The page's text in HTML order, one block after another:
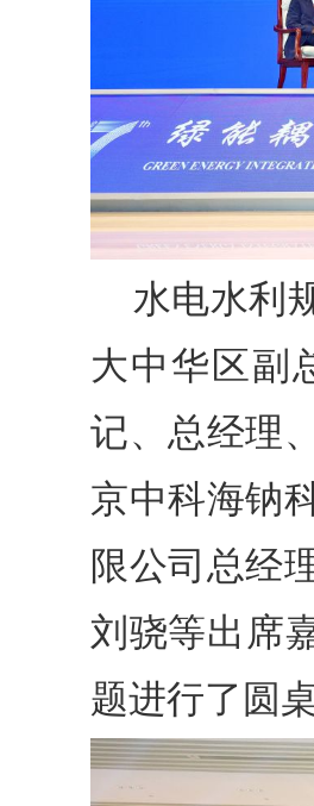
水电水利
大中华区副
记、总经理
京中科海钠
限公司总经
刘骁等出席
题进行了圆